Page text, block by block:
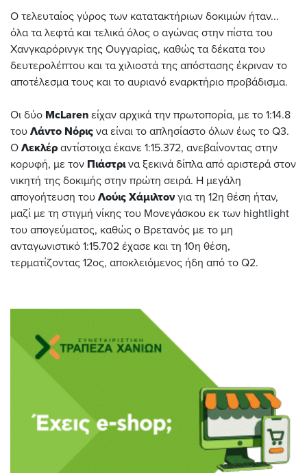
Ο τελευταίος γύρος των κατατακτήριων δοκιμών ήταν...
όλα τα λεφτά και τελικά όλος ο αγώνας στην πίστα του
Χανγκαρόρινγκ της Ουγγαρίας, καθώς τα δέκατα του
δευτερολέπτου και τα χιλιοστά της απόστασης έκριναν το
αποτέλεσμα τους και το αυριανό εναρκτήριο προβάδισμα.
Οι δύο McLaren είχαν αρχικά την πρωτοπορία, με το 1:14.8
του Λάντο Νόρις να είναι το απλησίαστο όλων έως το Q3.
Ο Λεκλέρ αντίστοιχα έκανε 1:15.372, ανεβαίνοντας στην
κορυφή, με τον Πιάστρινα ξεκινά δίπλα από αριστερά στον
νικητή της δοκιμής στην πρώτη σειρά. Η μεγάλη
απογοήτευση του Λούις Χάμιλτον για τη 12η θέση ήταν,
μαζί με τη στιγμή νίκης του Μονεγάσκου εκ των hightlight
του απογεύματος, καθώς ο Βρετανός με το μη
ανταγωνιστικό 1:15.702 έχασε και τη 10η θέση,
τερματίζοντας 12ος, αποκλειόμενος ήδη από το Q2.